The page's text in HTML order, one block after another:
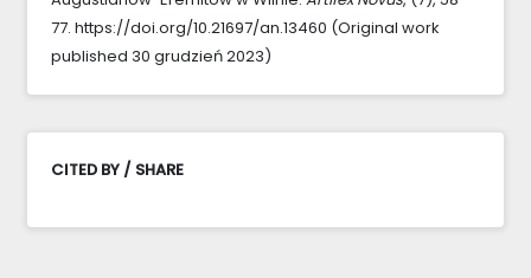
77. https://doi.org/10.21697/an.13460 (Original work
published 30 grudzień 2023)
CITED BY / SHARE